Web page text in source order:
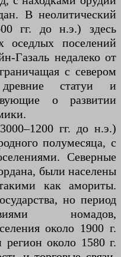
В неолитический
гг. до н.э.) здесь
оседлых поселений
Газаль недалеко от
с севером
статуи и
о развитии
гг. до н.э.)
полумесяца, с
Северные
были населены
как амориты.
но период
номадов,
около 1900 г.
регион около 1580 г.